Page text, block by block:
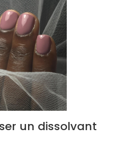
un dissolvant